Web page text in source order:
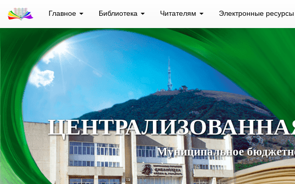
Главное Библиотека Читателям Электронные ресурсы
Муниципальное